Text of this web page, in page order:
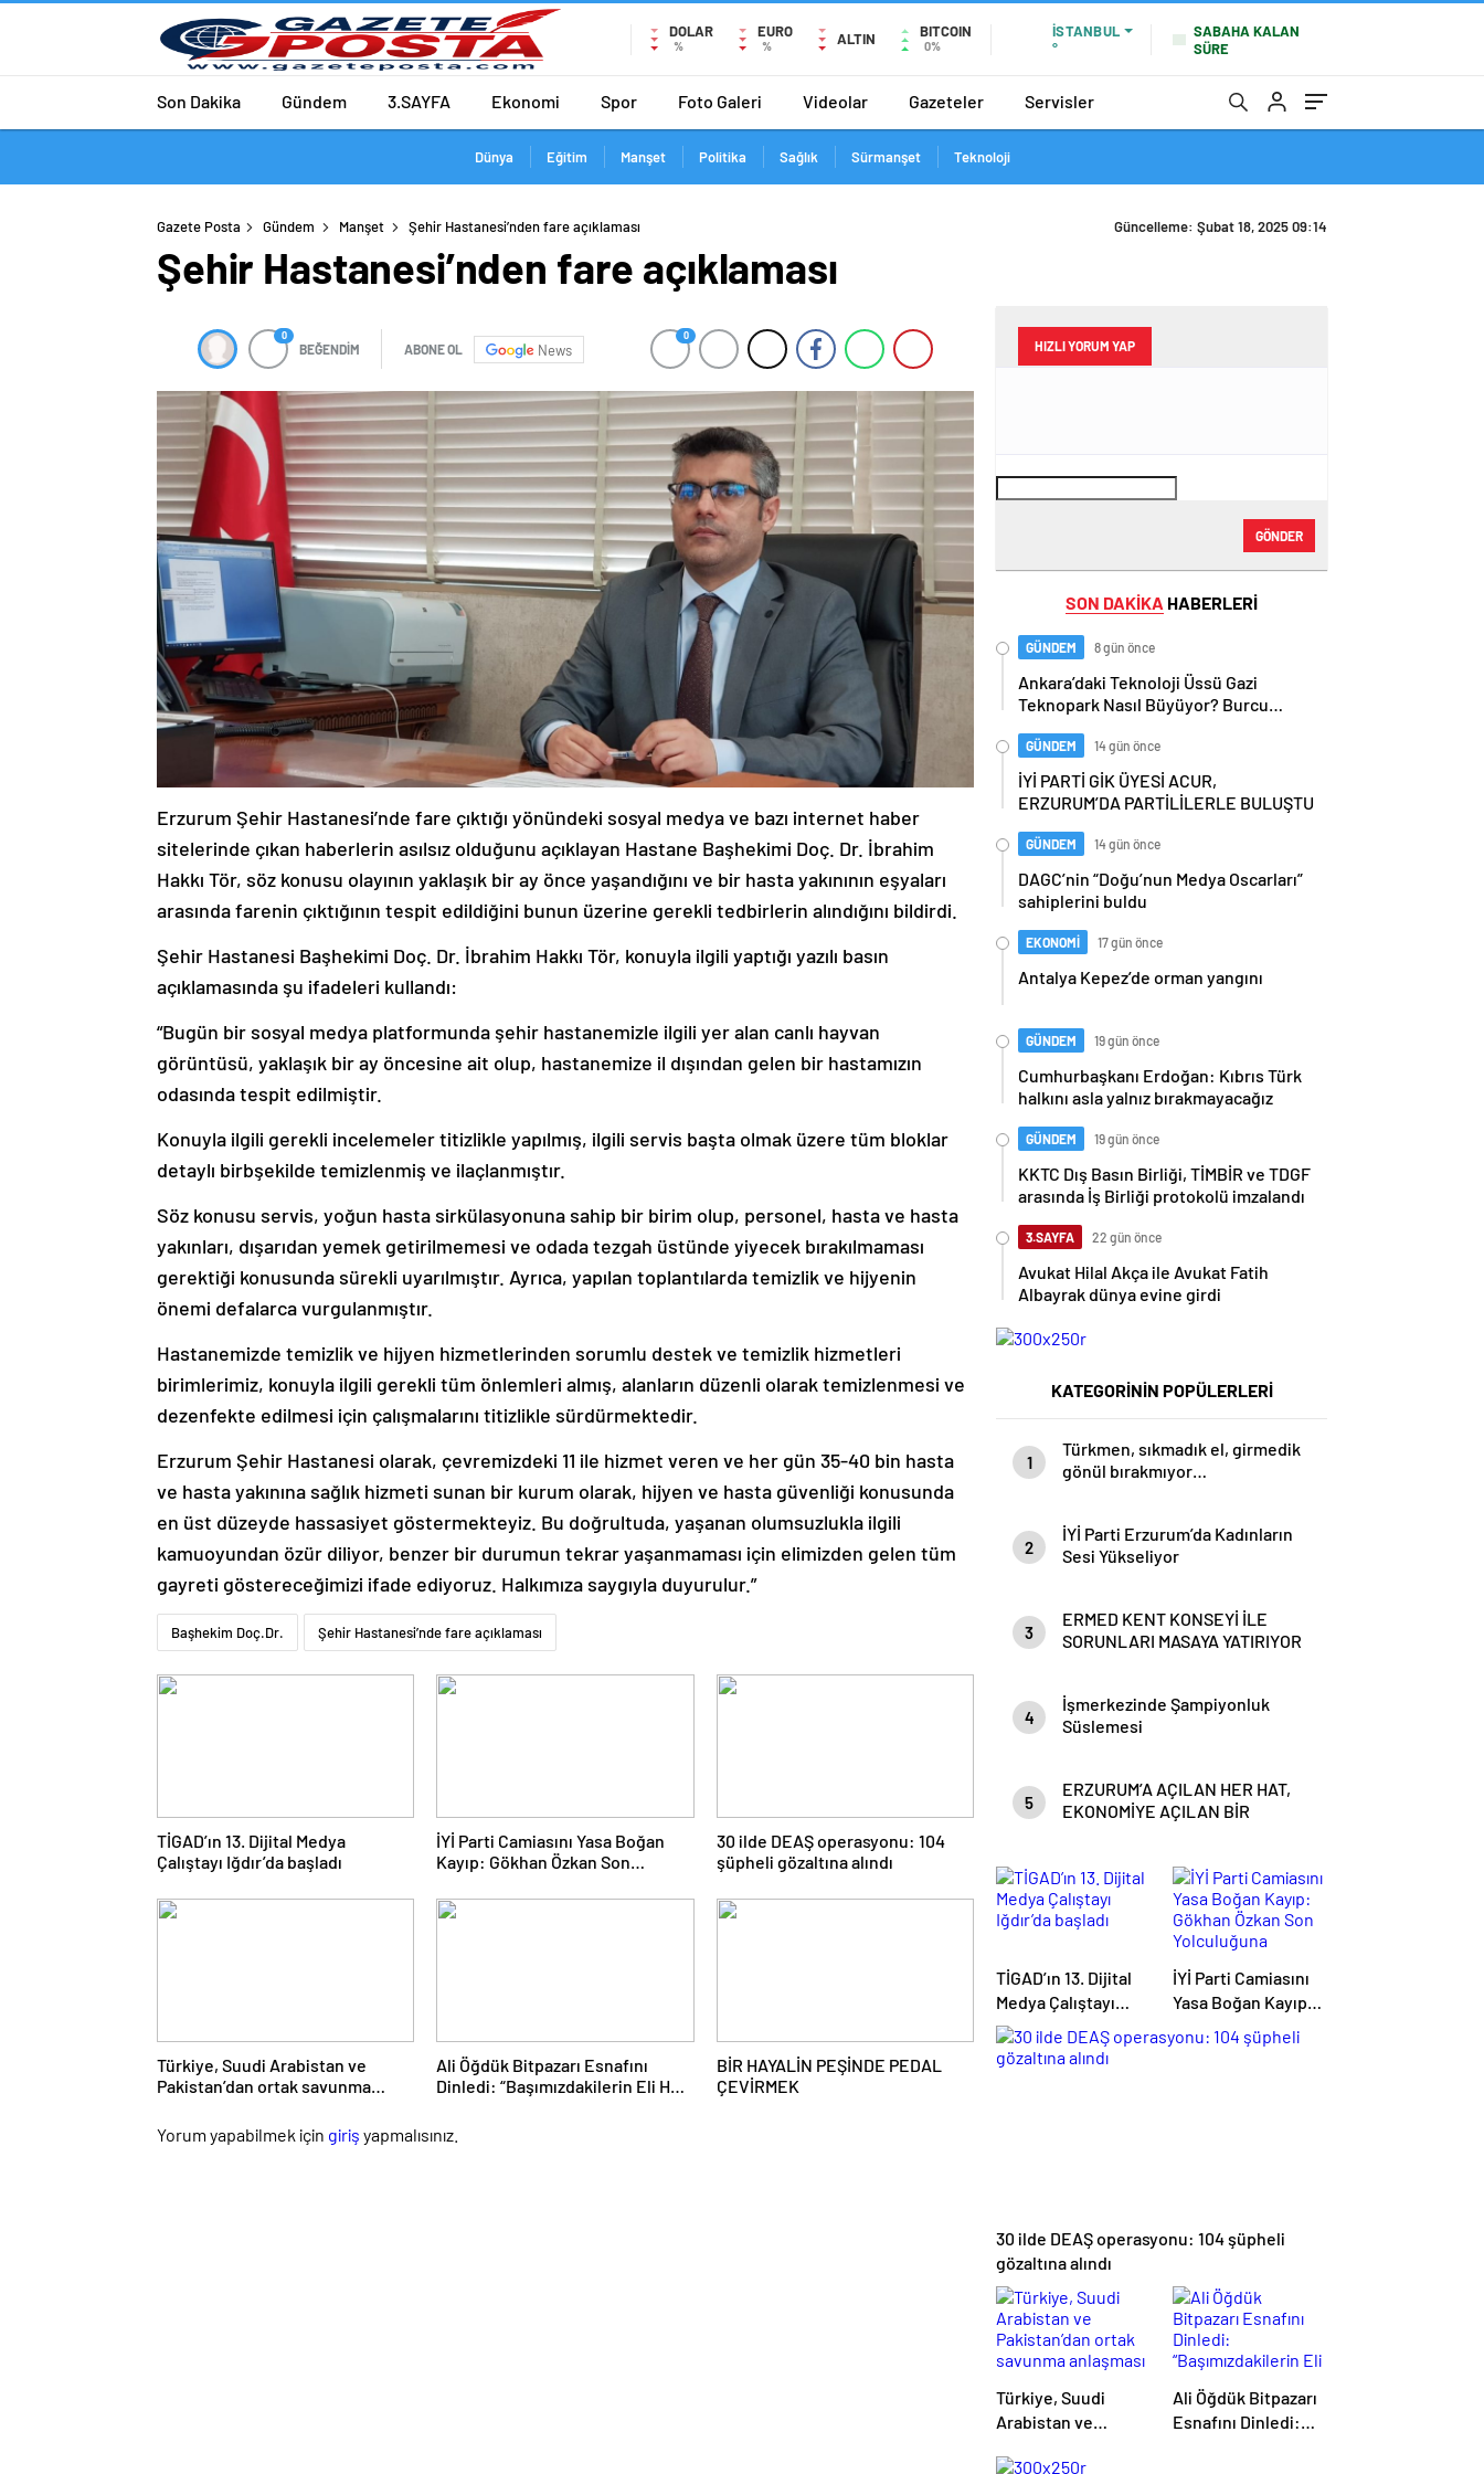
DOLAR
%
EURO
% ALTIN BITCOIN
0%
İSTANBUL
°
SABAHA KALAN
SÜRE
Son Dakika Gündem 3.SAYFA Ekonomi Spor Foto Galeri Videolar Gazeteler Servisler
Dünya Eğitim Manşet Politika Sağlık Sürmanşet Teknoloji
Gazete Posta Gündem Manşet Şehir Hastanesi’nden fare açıklaması Güncelleme: Şubat 18, 2025 09:14
Şehir Hastanesi’nden fare açıklaması
0
BEĞENDİM ABONE OL News
0
Erzurum Şehir Hastanesi’nde fare çıktığı yönündeki sosyal medya ve bazı internet haber
sitelerinde çıkan haberlerin asılsız olduğunu açıklayan Hastane Başhekimi Doç. Dr. İbrahim
Hakkı Tör, söz konusu olayının yaklaşık bir ay önce yaşandığını ve bir hasta yakınının eşyaları
arasında farenin çıktığının tespit edildiğini bunun üzerine gerekli tedbirlerin alındığını bildirdi.
Şehir Hastanesi Başhekimi Doç. Dr. İbrahim Hakkı Tör, konuyla ilgili yaptığı yazılı basın
açıklamasında şu ifadeleri kullandı:
“Bugün bir sosyal medya platformunda şehir hastanemizle ilgili yer alan canlı hayvan
görüntüsü, yaklaşık bir ay öncesine ait olup, hastanemize il dışından gelen bir hastamızın
odasında tespit edilmiştir.
Konuyla ilgili gerekli incelemeler titizlikle yapılmış, ilgili servis başta olmak üzere tüm bloklar
detaylı birbşekilde temizlenmiş ve ilaçlanmıştır.
Söz konusu servis, yoğun hasta sirkülasyonuna sahip bir birim olup, personel, hasta ve hasta
yakınları, dışarıdan yemek getirilmemesi ve odada tezgah üstünde yiyecek bırakılmaması
gerektiği konusunda sürekli uyarılmıştır. Ayrıca, yapılan toplantılarda temizlik ve hijyenin
önemi defalarca vurgulanmıştır.
Hastanemizde temizlik ve hijyen hizmetlerinden sorumlu destek ve temizlik hizmetleri
birimlerimiz, konuyla ilgili gerekli tüm önlemleri almış, alanların düzenli olarak temizlenmesi ve
dezenfekte edilmesi için çalışmalarını titizlikle sürdürmektedir.
Erzurum Şehir Hastanesi olarak, çevremizdeki 11 ile hizmet veren ve her gün 35-40 bin hasta
ve hasta yakınına sağlık hizmeti sunan bir kurum olarak, hijyen ve hasta güvenliği konusunda
en üst düzeyde hassasiyet göstermekteyiz. Bu doğrultuda, yaşanan olumsuzlukla ilgili
kamuoyundan özür diliyor, benzer bir durumun tekrar yaşanmaması için elimizden gelen tüm
gayreti göstereceğimizi ifade ediyoruz. Halkımıza saygıyla duyurulur.”
Başhekim Doç.Dr. Şehir Hastanesi’nde fare açıklaması
TİGAD’ın 13. Dijital Medya
Çalıştayı Iğdır’da başladı
İYİ Parti Camiasını Yasa Boğan
Kayıp: Gökhan Özkan Son
30 ilde DEAŞ operasyonu: 104
şüpheli gözaltına alındı
Türkiye, Suudi Arabistan ve
Pakistan’dan ortak savunma
Ali Öğdük Bitpazarı Esnafını
Dinledi: “Başımızdakilerin Eli Her
BİR HAYALİN PEŞİNDE PEDAL
ÇEVİRMEK
Yorum yapabilmek için giriş yapmalısınız.
HIZLI YORUM YAP
GÖNDER
SON DAKİKA HABERLERİ
GÜNDEM 8 gün önce
Ankara’daki Teknoloji Üssü Gazi
Teknopark Nasıl Büyüyor? Burcu
GÜNDEM 14 gün önce
İYİ PARTİ GİK ÜYESİ ACUR,
ERZURUM’DA PARTİLİLERLE BULUŞTU
GÜNDEM 14 gün önce
DAGC’nin “Doğu’nun Medya Oscarları”
sahiplerini buldu
EKONOMİ 17 gün önce
Antalya Kepez’de orman yangını
GÜNDEM 19 gün önce
Cumhurbaşkanı Erdoğan: Kıbrıs Türk
halkını asla yalnız bırakmayacağız
GÜNDEM 19 gün önce
KKTC Dış Basın Birliği, TİMBİR ve TDGF
arasında İş Birliği protokolü imzalandı
3.SAYFA 22 gün önce
Avukat Hilal Akça ile Avukat Fatih
Albayrak dünya evine girdi
KATEGORİNİN POPÜLERLERİ
1
Türkmen, sıkmadık el, girmedik
gönül bırakmıyor…
2
İYİ Parti Erzurum’da Kadınların
Sesi Yükseliyor
3
ERMED KENT KONSEYİ İLE
SORUNLARI MASAYA YATIRIYOR
4
İşmerkezinde Şampiyonluk
Süslemesi
5
ERZURUM’A AÇILAN HER HAT,
EKONOMİYE AÇILAN BİR
TİGAD’ın 13. Dijital
Medya Çalıştayı
Iğdır’da başladı
İYİ Parti Camiasını
Yasa Boğan Kayıp:
Gökhan Özkan Son
Yolculuğuna
30 ilde DEAŞ operasyonu: 104 şüpheli
gözaltına alındı
Türkiye, Suudi
Arabistan ve
Ali Öğdük Bitpazarı
Esnafını Dinledi: